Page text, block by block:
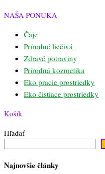
NAŠA PONUKA
Čaje
Prírodné liečivá
Zdravé potraviny
Prírodná kozmetika
Eko pracie prostriedky
Eko čistiace prostriedky
Košík
Hľadať
Najnovšie články